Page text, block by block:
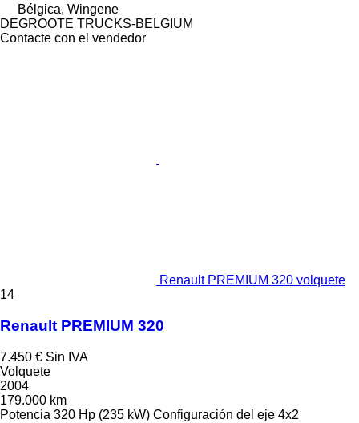
Bélgica, Wingene
DEGROOTE TRUCKS-BELGIUM
Contacte con el vendedor
Renault PREMIUM 320 volquete
14
Renault PREMIUM 320
7.450 € Sin IVA
Volquete
2004
179.000 km
Potencia 320 Hp (235 kW) Configuración del eje 4x2